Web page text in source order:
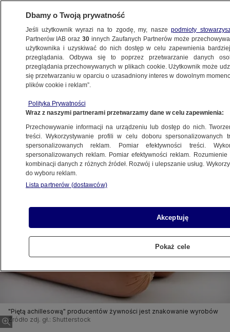
BIZNES
Z KRAJU
to nasza "pięta achillesowa"
2.04.2015, 10:12
Udostępnij
"Piętą achillesową" producentów żywności jest znakowanie wyrobów
Źródło zdj. gł.: Shutterstock
Dbamy o Twoją prywatność
Jeśli użytkownik wyrazi na to zgodę, my, naszepodmioty
Partnerów IAB oraz30 innych Zaufanych Partnerów może
użytkownika i uzyskiwać do nich dostęp w celu zapewnienia
przeglądania. Odbywa się to poprzez przetwarzanie danych
przeglądania przechowywanych w plikach cookie. Użytkownik może
się przetwarzaniu w oparciu o uzasadniony interes w dowolnym
plików cookie i reklam”.
Polityka Prywatności
Wraz z naszymi partnerami przetwarzamy dane w celu zapewnienia:
Przechowywanie informacji na urządzeniu lub dostęp do nich.
treści. Wykorzystywanie profili w celu doboru spersonalizowanych
spersonalizowanych reklam. Pomiar efektywności treści.
spersonalizowanych reklam. Pomiar efektywności reklam.
kombinacji danych z różnych źródeł. Rozwój i ulepszanie usług.
do wyboru reklam.
Lista partnerów (dostawców)
Akceptuję
Pokaż cele